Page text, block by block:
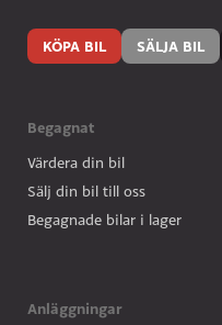
Begagnat
Värdera din bil
Sälj din bil till oss
Begagnade bilar i lager
Anläggningar
KÖPA BIL SÄLJA BIL